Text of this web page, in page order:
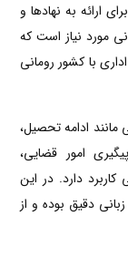
ارائه به نهادها و
مورد نیاز است که
با کشور رومانی
مانند ادامه تحصیل،
امور قضایی،
کاربرد دارد. در این
دقیق بوده و از